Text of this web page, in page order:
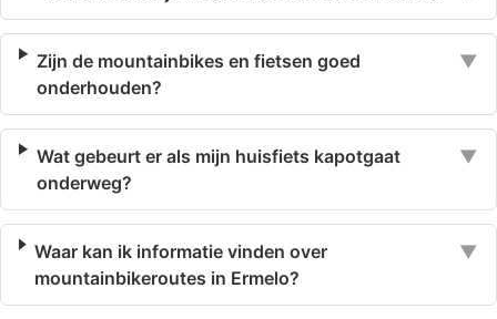
Zijn de mountainbikes en fietsen goed
onderhouden?
▼
Wat gebeurt er als mijn huisfiets kapotgaat
onderweg?
▼
Waar kan ik informatie vinden over
mountainbikeroutes in Ermelo?
▼